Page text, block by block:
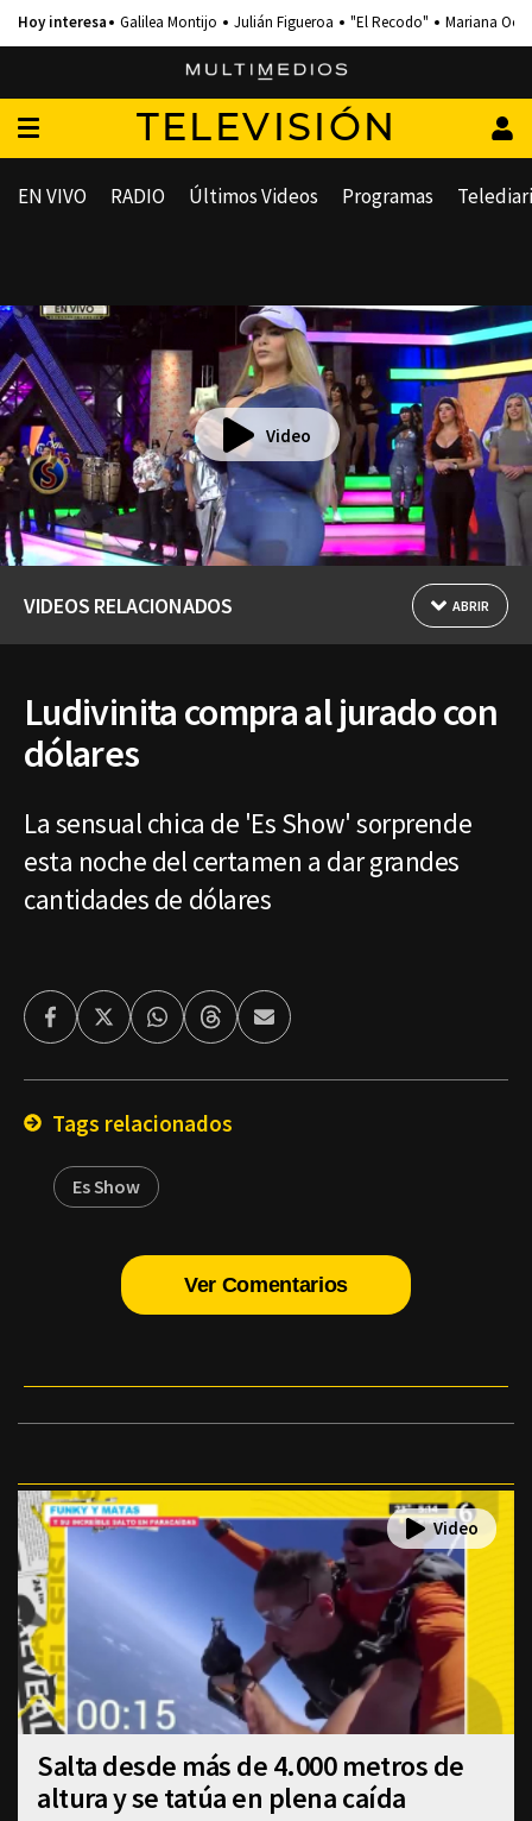
Galilea Montijo Julián Figueroa "El Recodo" Mariana
TELEVISIÓN
EN VIVO RADIO Últimos Videos Programas
Video
VIDEOS RELACIONADOS ABRIR
Ludivinita compra al jurado con
dólares
La sensual chica de 'Es Show' sorprende
esta noche del certamen a dar grandes
cantidades de dólares
FacebookTwitterWhatsappThreadsEnviar
por
Tags relacionados
Es Show
Ver Comentarios
Salta desde más de 4.000 metros de
altura y se tatúa en plena caída